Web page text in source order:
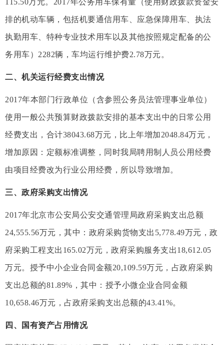
排的机动车辆，包括机要通信用车、应急保障用车、执法
执勤用车、特种专业技术用车以及其他按照规定配备的公
务用车）2282辆，车均运行维护费2.78万元。
二、机关运行经费支出情况
2017年本部门行政单位（含参照公务员法管理事业单位）
使用一般公共预算财政拨款安排的基本支出中的日常公用
经费支出，合计38043.68万元，比上年增加2048.84万元，
增加原因：定额标准调整，同时我局聘用制人员公用经费
由项目经费改为行业公用经费，所以导致增加。
三、政府采购支出情况
2017年北京市公安局公安交通管理局政府采购支出总额
24,555.56万元，其中：政府采购货物支出5,778.49万元，政
府采购工程支出165.02万元，政府采购服务支出18,612.05
万元。授予中小企业合同金额20,109.59万元，占政府采购
支出总额的81.89%，其中：授予小微企业合同金额
10,658.46万元，占政府采购支出总额的43.41%。
四、国有资产占用情况